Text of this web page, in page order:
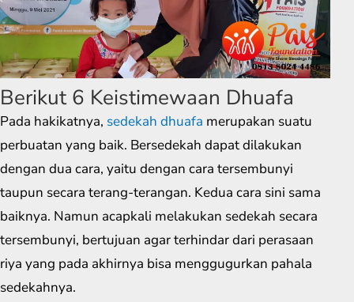
Berikut 6 Keistimewaan Dhuafa
Pada hakikatnya, sedekah dhuafa merupakan suatu
perbuatan yang baik. Bersedekah dapat dilakukan
dengan dua cara, yaitu dengan cara tersembunyi
taupun secara terang-terangan. Kedua cara sini sama
baiknya. Namun acapkali melakukan sedekah secara
tersembunyi, bertujuan agar terhindar dari perasaan
riya yang pada akhirnya bisa menggugurkan pahala
sedekahnya.